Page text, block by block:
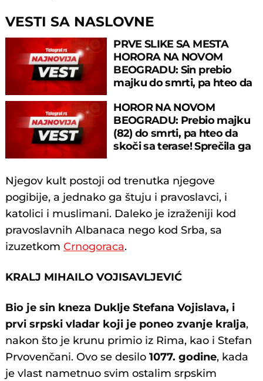
VESTI SA NASLOVNE
PRVE SLIKE SA MESTA
HORORA NA NOVOM
BEOGRADU: Sin prebio
majku do smrti, pa hteo da
HOROR NA NOVOM
BEOGRADU: Prebio majku
(82) do smrti, pa hteo da
skoči sa terase! Sprečila ga
Njegov kult postoji od trenutka njegove
pogibije, a jednako ga štuju i pravoslavci, i
katolici i muslimani. Daleko je izraženiji kod
pravoslavnih Albanaca nego kod Srba, sa
izuzetkomCrnogoraca.
KRALJ MIHAILO VOJISAVLJEVIĆ
Bio je sin kneza Duklje Stefana Vojislava, i
prvi srpski vladar koji je poneo zvanje kralja,
nakon što je krunu primio iz Rima, kao i Stefan
Prvovenčani. Ovo se desilo1077. godine, kada
je vlast nametnuo svim ostalim srpskim